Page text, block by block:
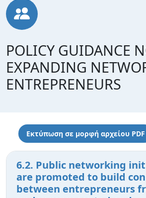
POLICY GUIDANCE
EXPANDING
ENTREPRENEURS
Εκτύπωση σε μορφή αρχείου PDF
6.2. Public networking
are promoted to build
between entrepreneurs